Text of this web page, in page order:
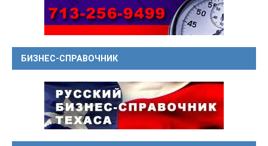
БИЗНЕС-СПРАВОЧНИК